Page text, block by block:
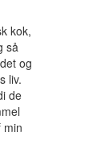
kok,
så
og
liv.
de
min